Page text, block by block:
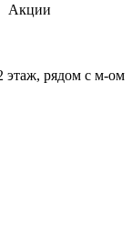
Акции
этаж, рядом с м-ом